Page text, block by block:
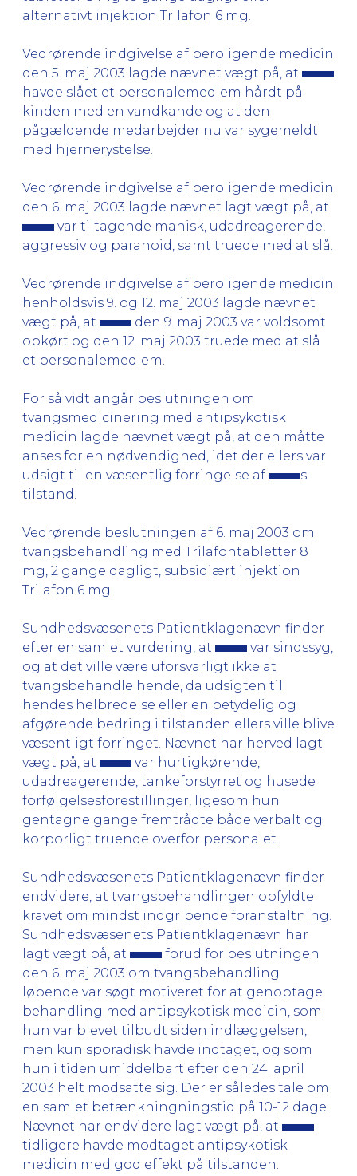
alternativt injektion Trilafon 6 mg.
Vedrørende indgivelse af beroligende medicin
den 5. maj 2003 lagde nævnet vægt på, at
havde slået et personalemedlem hårdt på
kinden med en vandkande og at den
pågældende medarbejder nu var sygemeldt
med hjernerystelse.
Vedrørende indgivelse af beroligende medicin
den 6. maj 2003 lagde nævnet lagt vægt på, at
var tiltagende manisk, udadreagerende,
aggressiv og paranoid, samt truede med at slå.
Vedrørende indgivelse af beroligende medicin
henholdsvis 9. og 12. maj 2003 lagde nævnet
vægt på, at
den 9. maj 2003 var voldsomt
opkørt og den 12. maj 2003 truede med at slå
et personalemedlem.
For så vidt angår beslutningen om
tvangsmedicinering med antipsykotisk
medicin lagde nævnet vægt på, at den måtte
anses for en nødvendighed, idet der ellers var
udsigt til en væsentlig forringelse af
s
tilstand.
Vedrørende beslutningen af 6. maj 2003 om
tvangsbehandling med Trilafontabletter 8
mg, 2 gange dagligt, subsidiært injektion
Trilafon 6 mg.
Sundhedsvæsenets Patientklagenævn finder
efter en samlet vurdering, at
var sindssyg,
og at det ville være uforsvarligt ikke at
tvangsbehandle hende, da udsigten til
hendes helbredelse eller en betydelig og
afgørende bedring i tilstanden ellers ville blive
væsentligt forringet. Nævnet har herved lagt
vægt på, at
var hurtigkørende,
udadreagerende, tankeforstyrret og husede
forfølgelsesforestillinger, ligesom hun
gentagne gange fremtrådte både verbalt og
korporligt truende overfor personalet.
Sundhedsvæsenets Patientklagenævn finder
endvidere, at tvangsbehandlingen opfyldte
kravet om mindst indgribende foranstaltning.
Sundhedsvæsenets Patientklagenævn har
lagt vægt på, at
forud for beslutningen
den 6. maj 2003 om tvangsbehandling
løbende var søgt motiveret for at genoptage
behandling med antipsykotisk medicin, som
hun var blevet tilbudt siden indlæggelsen,
men kun sporadisk havde indtaget, og som
hun i tiden umiddelbart efter den 24. april
2003 helt modsatte sig. Der er således tale om
en samlet betænkningningstid på 10-12 dage.
Nævnet har endvidere lagt vægt på, at
tidligere havde modtaget antipsykotisk
medicin med god effekt på tilstanden.